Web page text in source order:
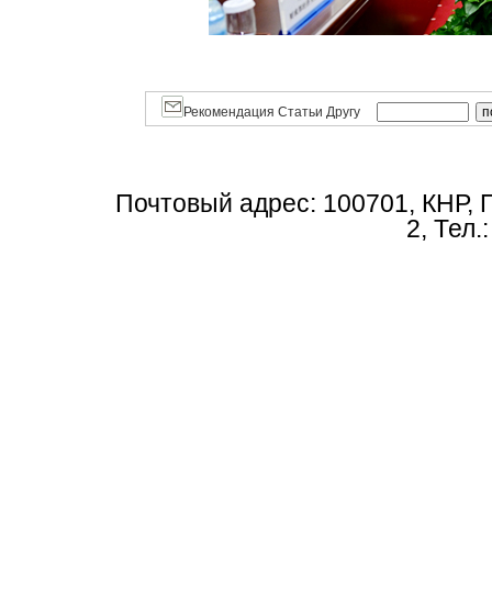
Рекомендация Статьи Другу
Почтовый адрес: 100701, КНР,
2,